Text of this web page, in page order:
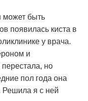
может быть
появилась киста в
у врача.
и
но
пол года она
Решила я с ней